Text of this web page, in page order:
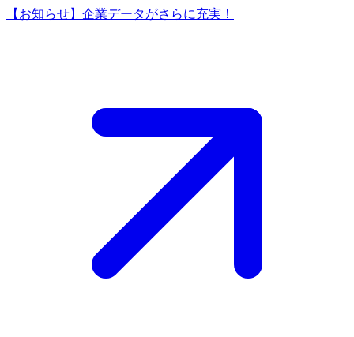
【お知らせ】企業データがさらに充実！